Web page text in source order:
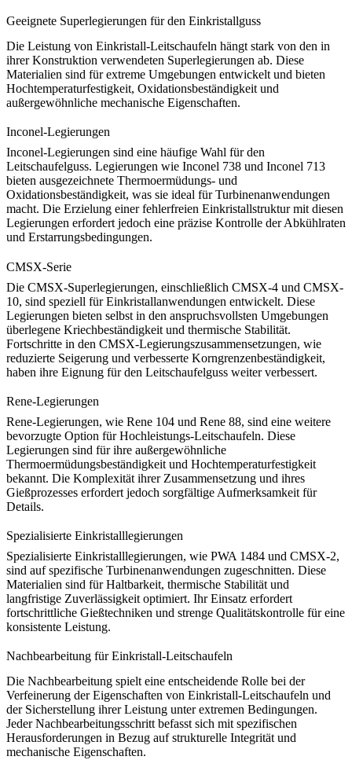
Geeignete Superlegierungen für den Einkristallguss
Die Leistung von Einkristall-Leitschaufeln hängt stark von den in
ihrer Konstruktion verwendeten Superlegierungen ab. Diese
Materialien sind für extreme Umgebungen entwickelt und bieten
Hochtemperaturfestigkeit, Oxidationsbeständigkeit und
außergewöhnliche mechanische Eigenschaften.
Inconel-Legierungen
Inconel-Legierungen sind eine häufige Wahl für den
Leitschaufelguss. Legierungen wie Inconel 738 und Inconel 713
bieten ausgezeichnete Thermoermüdungs- und
Oxidationsbeständigkeit, was sie ideal für Turbinenanwendungen
macht. Die Erzielung einer fehlerfreien Einkristallstruktur mit diesen
Legierungen erfordert jedoch eine präzise Kontrolle der Abkühlraten
und Erstarrungsbedingungen.
CMSX-Serie
Die CMSX-Superlegierungen, einschließlich CMSX-4 und CMSX-
10, sind speziell für Einkristallanwendungen entwickelt. Diese
Legierungen bieten selbst in den anspruchsvollsten Umgebungen
überlegene Kriechbeständigkeit und thermische Stabilität.
Fortschritte in den CMSX-Legierungszusammensetzungen, wie
reduzierte Seigerung und verbesserte Korngrenzenbeständigkeit,
haben ihre Eignung für den Leitschaufelguss weiter verbessert.
Rene-Legierungen
Rene-Legierungen, wie Rene 104 und Rene 88, sind eine weitere
bevorzugte Option für Hochleistungs-Leitschaufeln. Diese
Legierungen sind für ihre außergewöhnliche
Thermoermüdungsbeständigkeit und Hochtemperaturfestigkeit
bekannt. Die Komplexität ihrer Zusammensetzung und ihres
Gießprozesses erfordert jedoch sorgfältige Aufmerksamkeit für
Details.
Spezialisierte Einkristalllegierungen
Spezialisierte Einkristalllegierungen, wie PWA 1484 und CMSX-2,
sind auf spezifische Turbinenanwendungen zugeschnitten. Diese
Materialien sind für Haltbarkeit, thermische Stabilität und
langfristige Zuverlässigkeit optimiert. Ihr Einsatz erfordert
fortschrittliche Gießtechniken und strenge Qualitätskontrolle für eine
konsistente Leistung.
Nachbearbeitung für Einkristall-Leitschaufeln
Die Nachbearbeitung spielt eine entscheidende Rolle bei der
Verfeinerung der Eigenschaften von Einkristall-Leitschaufeln und
der Sicherstellung ihrer Leistung unter extremen Bedingungen.
Jeder Nachbearbeitungsschritt befasst sich mit spezifischen
Herausforderungen in Bezug auf strukturelle Integrität und
mechanische Eigenschaften.